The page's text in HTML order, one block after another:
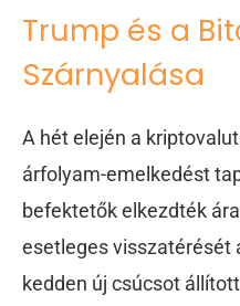
Trump és a
Szárnyalása
A hét elején a
árfolyam-emelkedést
befektetők elkezdték
esetleges visszatérését
kedden új csúcsot